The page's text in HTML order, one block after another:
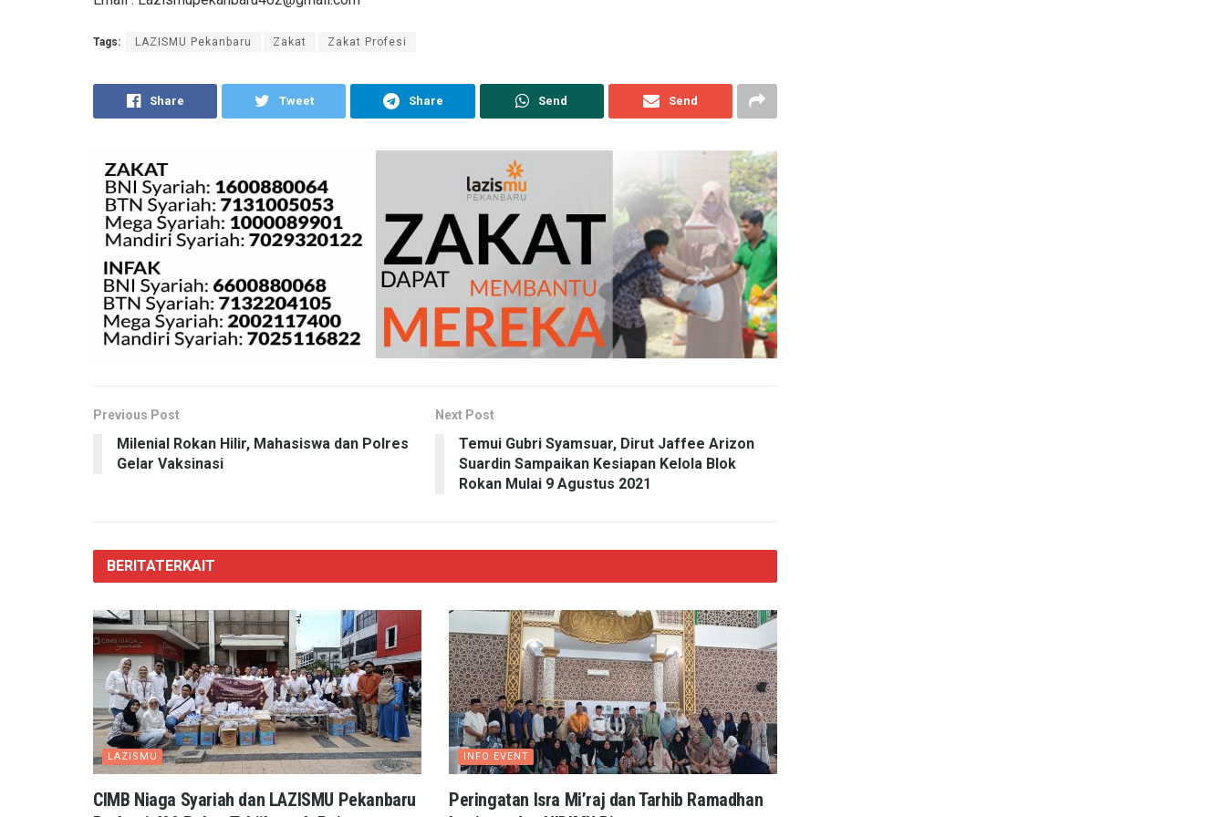
Tags: LAZISMU Pekanbaru Zakat Zakat Profesi
Share Tweet Share Send Send
Previous Post
Milenial Rokan Hilir, Mahasiswa dan Polres
Gelar Vaksinasi
Next Post
Temui Gubri Syamsuar, Dirut Jaffee Arizon
Suardin Sampaikan Kesiapan Kelola Blok
Rokan Mulai 9 Agustus 2021
BERITATERKAIT
LAZISMU
CIMB Niaga Syariah dan LAZISMU Pekanbaru
INFO EVENT
Peringatan Isra Mi’raj dan Tarhib Ramadhan